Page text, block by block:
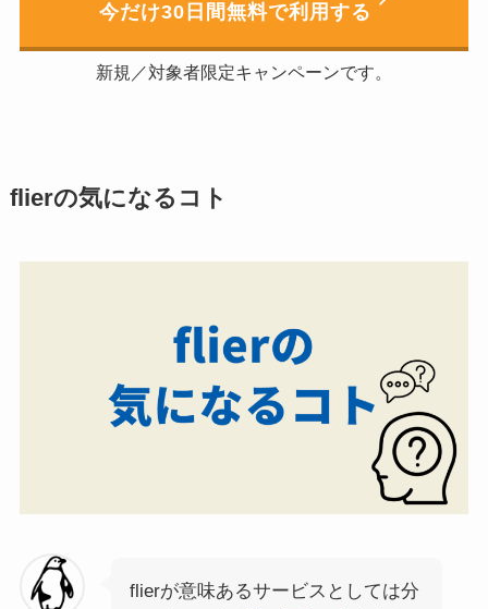
今だけ30日間無料で利用する
新規／対象者限定キャンペーンです。
flierの気になるコト
flierが意味あるサービスとしては分